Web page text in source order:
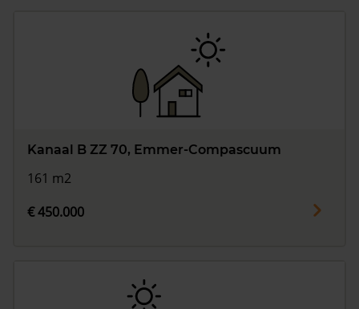
Kanaal B ZZ 70, Emmer-Compascuum
161 m2
€ 450.000